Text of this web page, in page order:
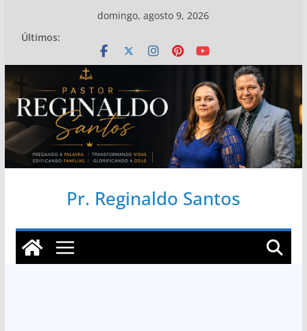
conteúdo
domingo, agosto 9, 2026
Últimos:
Pr. Reginaldo Santos